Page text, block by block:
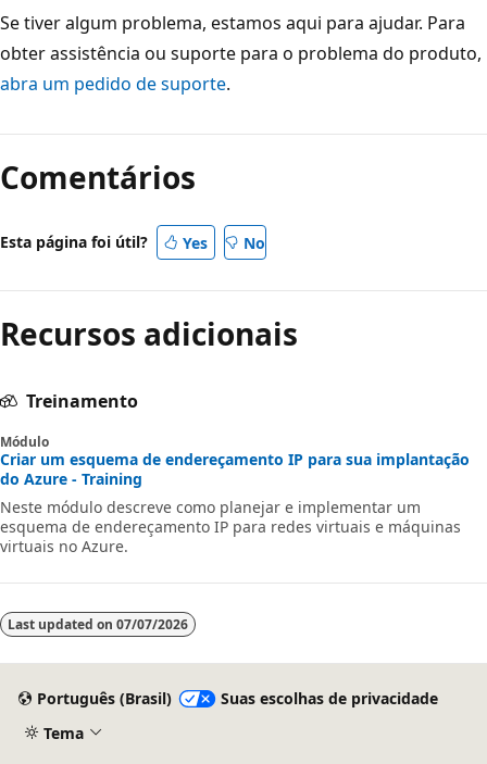
Se tiver algum problema, estamos aqui para ajudar. Para
obter assistência ou suporte para o problema do produto,
abra um pedido de suporte.
Comentários
Esta página foi útil? Yes No
Recursos adicionais
Treinamento
Módulo
Criar um esquema de endereçamento IP para sua implantação
do Azure - Training
Neste módulo descreve como planejar e implementar um
esquema de endereçamento IP para redes virtuais e máquinas
virtuais no Azure.
Last updated on 07/07/2026
Português (Brasil)
Suas escolhas de privacidade
Tema